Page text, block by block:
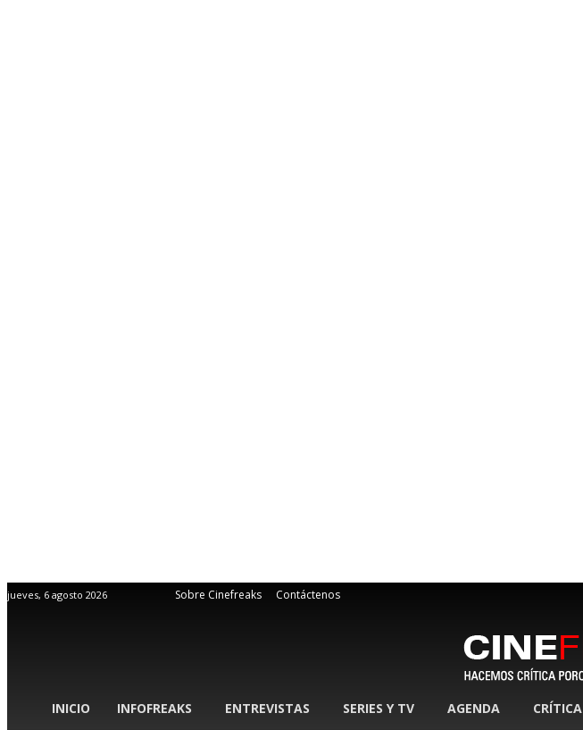
jueves, 6 agosto 2026 Sobre Cinefreaks Contáctenos
INICIO INFOFREAKS ENTREVISTAS SERIES Y TV AGENDA CRÍTICA